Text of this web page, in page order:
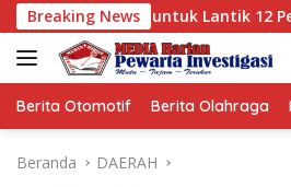
Langsung
ke
konten
Breaking News
untuk Lantik 12 Pejabat
Berita Otomotif Berita Olahraga
Beranda DAERAH